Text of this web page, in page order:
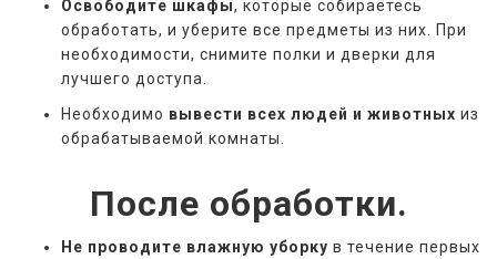
Освободите шкафы, которые собираетесь
обработать, и уберите все предметы из них. При
необходимости, снимите полки и дверки для
лучшего доступа.
Необходимо вывести всех людей и животных из
обрабатываемой комнаты.
После обработки.
Не проводите влажную уборку в течение первых